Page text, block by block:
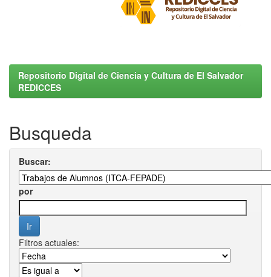
Repositorio Digital de Ciencia y Cultura de El Salvador
REDICCES
Busqueda
Buscar:
por
Filtros actuales: